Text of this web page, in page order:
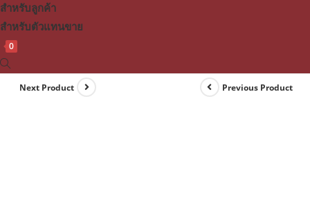
สำหรับลูกค้า
สำหรับตัวแทนขาย
0
Toggle
website
Previous Product
Next Product